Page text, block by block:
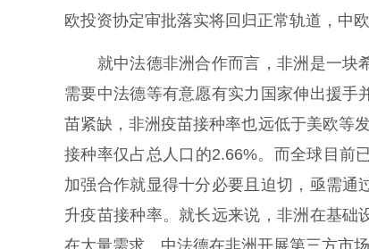
欧投资协定审批落实将回归正常轨道，中
就中法德非洲合作而言，非洲是一块
需要中法德等有意愿有实力国家伸出援手
苗紧缺，非洲疫苗接种率也远低于美欧等
接种率仅占总人口的2.66%。而全球目前
加强合作就显得十分必要且迫切，亟需通
升疫苗接种率。就长远来说，非洲在基
在大量需求，中法德在非洲开展第三方市